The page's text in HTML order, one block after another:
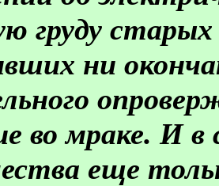
груду
ни
во мраке. И в
еще